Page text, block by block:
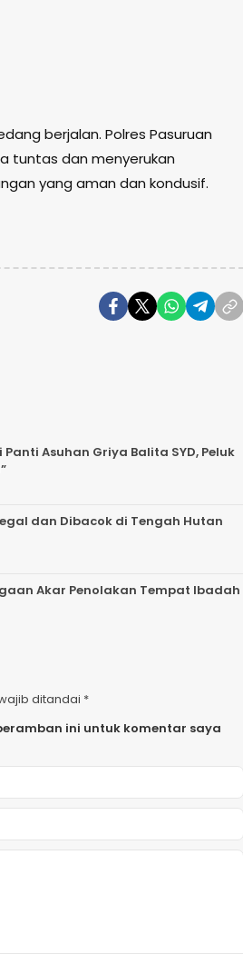
berjalan. Polres Pasuruan
tuntas dan menyerukan
yang aman dan kondusif.
Asuhan Griya Balita SYD, Peluk
dan Dibacok di Tengah Hutan
Akar Penolakan Tempat Ibadah
ditandai *
ini untuk komentar saya